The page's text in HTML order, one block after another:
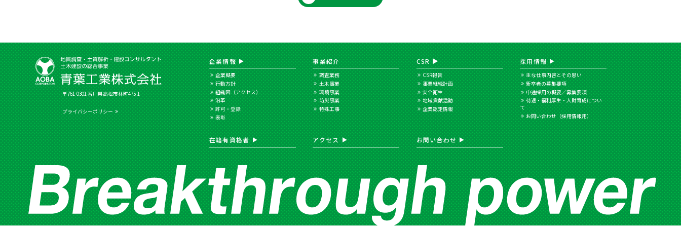
〒761-0301 香川県高松市林町475-1
プライバシーポリシー
企業情報
企業概要
行動方針
組織図（アクセス）
沿革
許可・登録
表彰
事業紹介
調査業務
土木事業
環境事業
防災事業
特殊工事
CSR
CSR報告
事業継続計画
安全衛生
地域貢献活動
企業認定情報
在籍有資格者 アクセス お問い合わせ
採用情報
主な仕事内容とその思い
新卒者の募集要項
中途採用の概要／募集要項
待遇・福利厚生・人財育成につい
て
お問い合わせ（採用情報用）